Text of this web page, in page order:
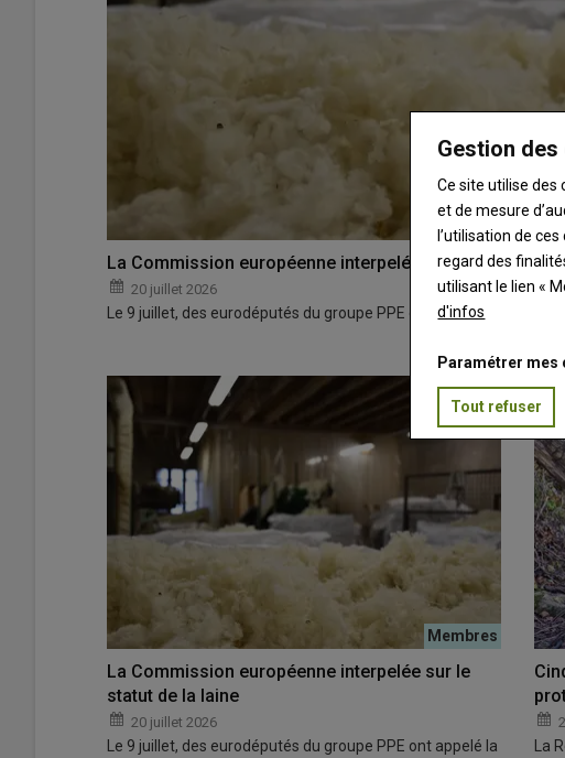
La Commission européenne interpelée sur le statut de
20 juillet 2026
Le 9 juillet, des eurodéputés du groupe PPE ont appelé la
La Commission européenne interpelée sur le
statut de la laine
20 juillet 2026
Le 9 juillet, des eurodéputés du groupe PPE ont appelé la
La
Gestion
Ce site utilise
et de mesure
l’utilisation de
regard des
utilisant le lien «
d'infos
Paramétrer mes
Tout refuser